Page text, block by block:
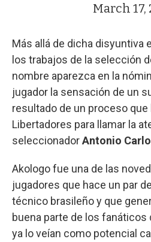
March 17,
Más allá de dicha disyuntiva
los trabajos de la selección
nombre aparezca en la
jugador la sensación de un
resultado de un proceso que
Libertadores para llamar la
seleccionadorAntonio
Akologo fue una de las
jugadores que hace un par
técnico brasileño y que
buena parte de los fanáticos
ya lo veían como potencial